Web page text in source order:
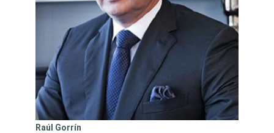
Raúl Gorrín